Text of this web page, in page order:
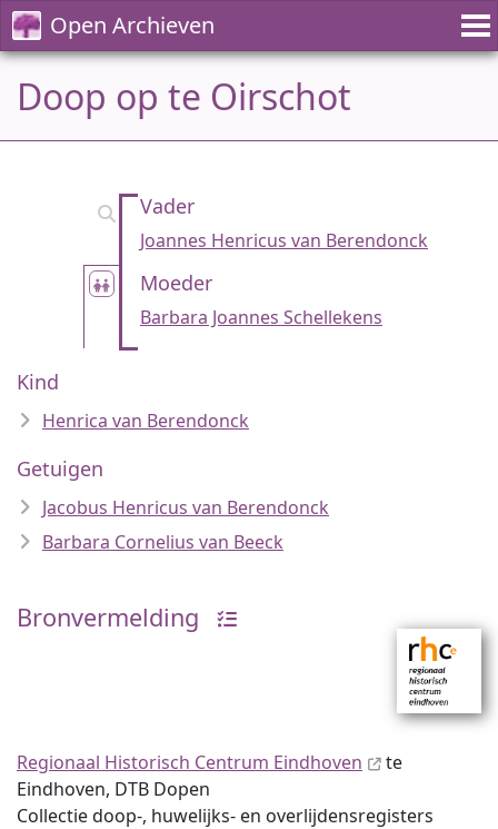
Open Archieven
Doop op te Oirschot
Vader
Joannes Henricus van Berendonck
Moeder
Barbara Joannes Schellekens
Kind
Henrica van Berendonck
Getuigen
Jacobus Henricus van Berendonck
Barbara Cornelius van Beeck
Bronvermelding
Regionaal Historisch Centrum Eindhoven
te
Eindhoven, DTB Dopen
Collectie doop-, huwelijks- en overlijdensregisters